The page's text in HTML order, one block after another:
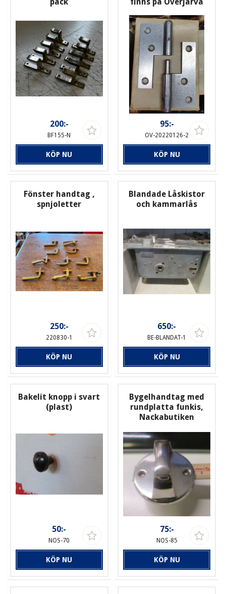
200:-
BF155-N
KÖP NU
95:-
OV-20220126-2
KÖP NU
Fönster handtag ,
spnjoletter
250:-
220830-1
KÖP NU
Blandade Låskistor
och kammarlås
650:-
BE-BLANDAT-1
KÖP NU
Bakelit knopp i svart
(plast)
50:-
NOS-70
KÖP NU
Bygelhandtag med
rundplatta funkis,
Nackabutiken
75:-
NOS-85
KÖP NU